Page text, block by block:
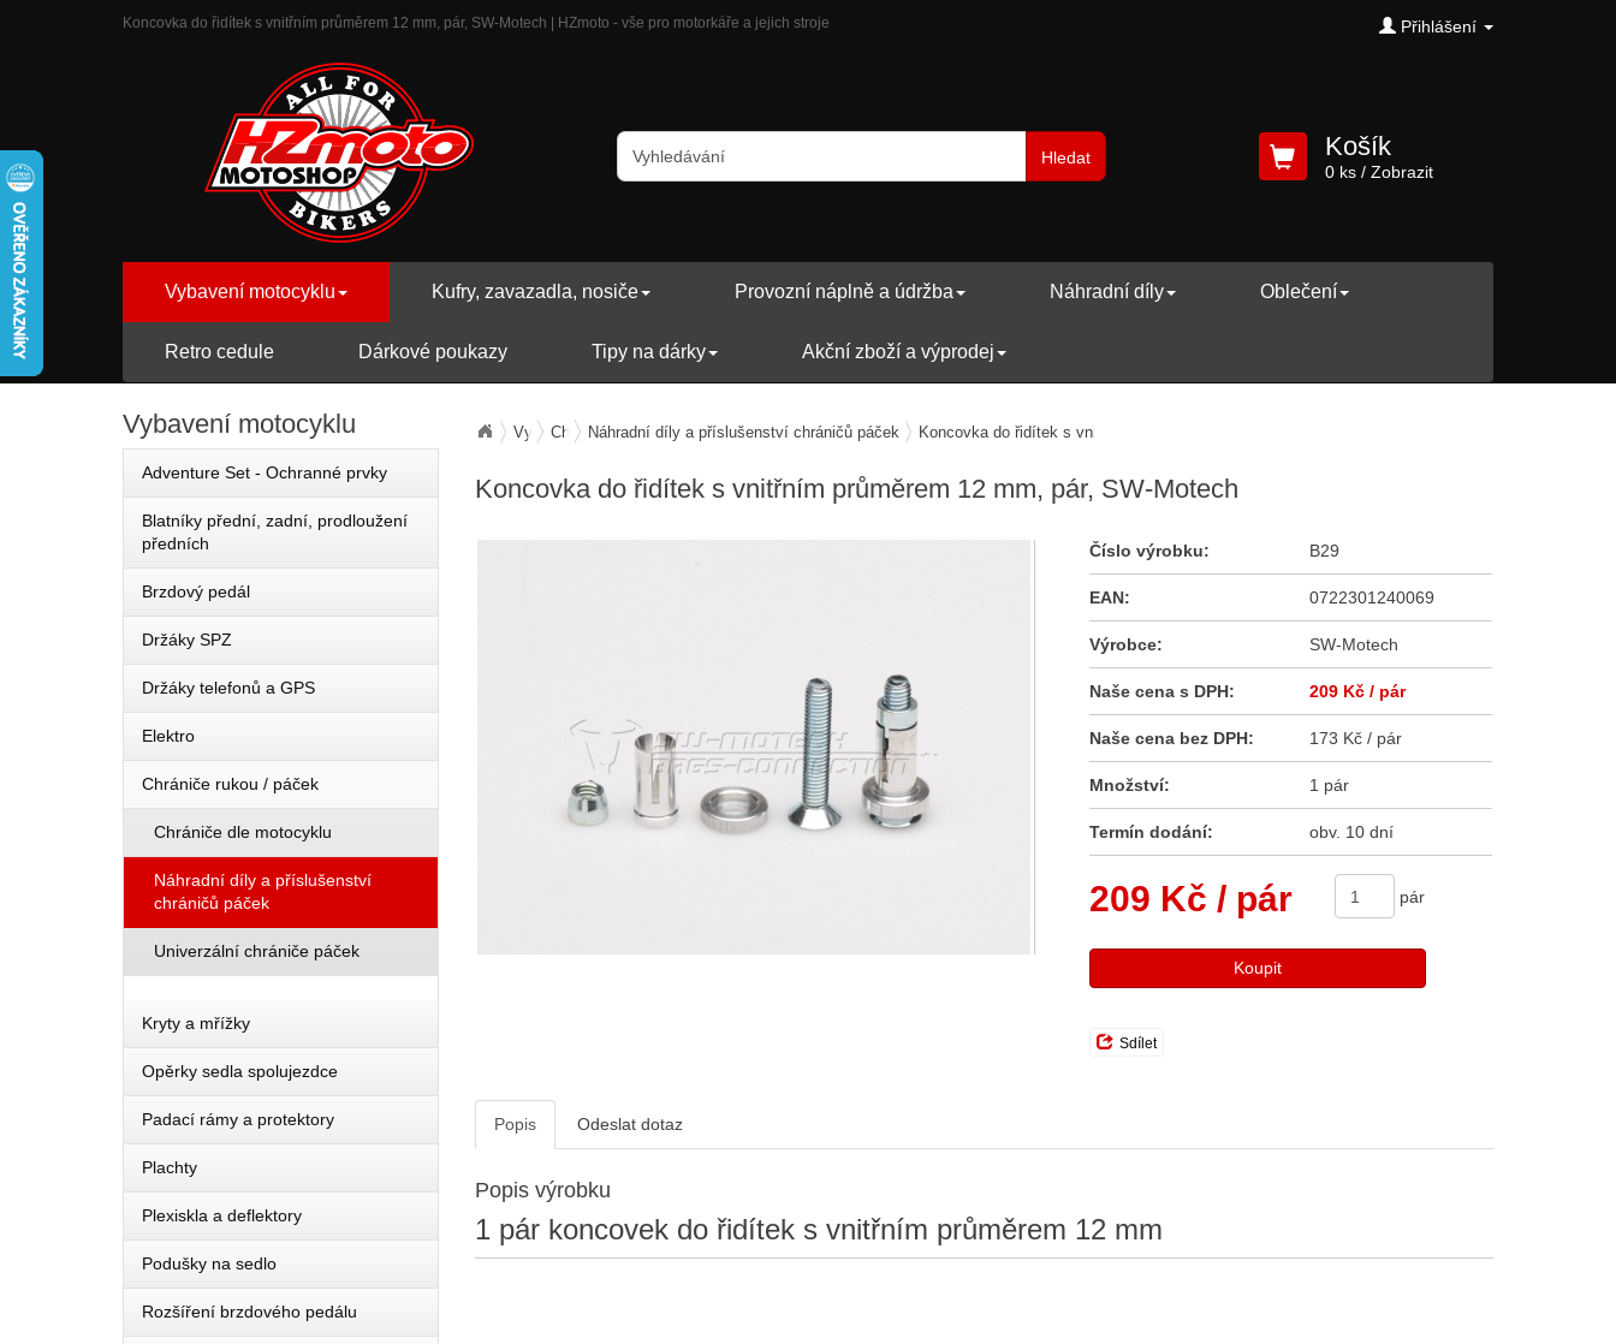
Koncovka do řidítek s vnitřním průměrem 12 mm, pár, SW-Motech | HZmoto - vše pro motorkáře a jejich stroje Přihlášení
Hledat Košík
0 ks/ Zobrazit
Vybavení motocyklu Kufry, zavazadla, nosiče Provozní náplně a údržba Náhradní díly Oblečení
Retro cedule Dárkové poukazy Tipy na dárky Akční zboží a výprodej
Vybavení motocyklu
Chrániče rukou / páček
Náhradní díly a příslušenství chráničů páček Koncovka do řidítek s vnitřním průměrem 12 mm, pár, SW-Motech
Koncovka do řidítek s vnitřním průměrem 12 mm, pár, SW-Motech
Číslo výrobku: B29
EAN: 0722301240069
Výrobce: SW-Motech
Naše cena s DPH: 209 Kč / pár
Naše cena bez DPH: 173 Kč / pár
Množství: 1 pár
Termín dodání: obv. 10 dní
209 Kč / pár pár
Koupit
Sdílet
Popis Odeslat dotaz
Popis výrobku
1 pár koncovek do řidítek s vnitřním průměrem 12 mm
Vybavení motocyklu
Adventure Set - Ochranné prvky
Blatníky přední, zadní, prodloužení
předních
Brzdový pedál
Držáky SPZ
Držáky telefonů a GPS
Elektro
Chrániče rukou / páček
Chrániče dle motocyklu
Náhradní díly a příslušenství
chráničů páček
Univerzální chrániče páček
Kryty a mřížky
Opěrky sedla spolujezdce
Padací rámy a protektory
Plachty
Plexiskla a deflektory
Podušky na sedlo
Rozšíření brzdového pedálu